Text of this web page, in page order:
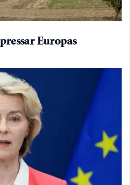
Europas